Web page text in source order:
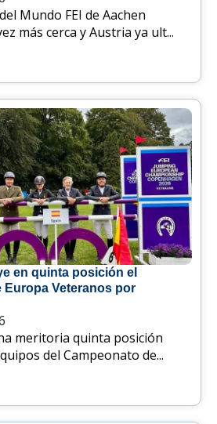
Mundo FEI de Aachen
más cerca y Austria ya ult...
en quinta posición el
Europa Veteranos por
meritoria quinta posición
del Campeonato de...